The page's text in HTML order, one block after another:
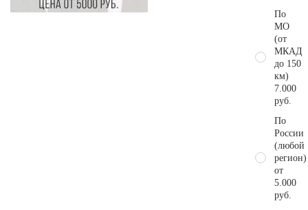
По
МО
(от
МКАД
до 150
км)
7.000
руб.
По
России
(любой
регион)
от
5.000
руб.